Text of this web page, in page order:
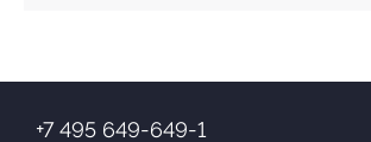
+7 495 649-649-1